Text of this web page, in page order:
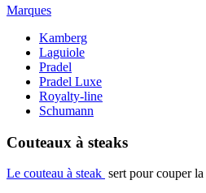
Marques
Kamberg
Laguiole
Pradel
Pradel Luxe
Royalty-line
Schumann
Couteaux à steaks
Le couteau à steak sert pour couper